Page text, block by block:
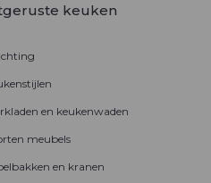
keuken
en keukenwaden
meubels
en kranen